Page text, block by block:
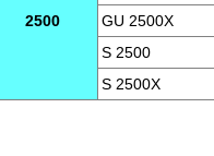
2500
GU 2500X
S 2500
S 2500X